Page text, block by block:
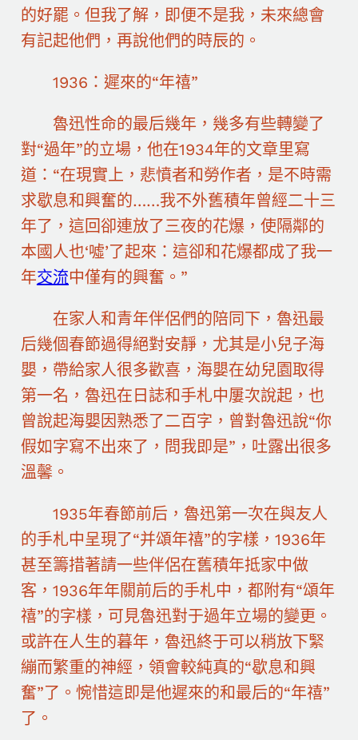
的好罷。但我了解，即便不是我，未來總會
有記起他們，再說他們的時辰的。
1936：遲來的“年禧”
魯迅性命的最后幾年，幾多有些轉變了
對“過年”的立場，他在1934年的文章里寫
道：“在現實上，悲憤者和勞作者，是不時需
求歇息和興奮的……我不外舊積年曾經二十三
年了，這回卻連放了三夜的花爆，使隔鄰的
本國人也‘噓’了起來：這卻和花爆都成了我一
年交流中僅有的興奮。”
在家人和青年伴侶們的陪同下，魯迅最
后幾個春節過得絕對安靜，尤其是小兒子海
嬰，帶給家人很多歡喜，海嬰在幼兒園取得
第一名，魯迅在日誌和手札中屢次說起，也
曾說起海嬰因熟悉了二百字，曾對魯迅說“你
假如字寫不出來了，問我即是”，吐露出很多
溫馨。
1935年春節前后，魯迅第一次在與友人
的手札中呈現了“并頌年禧”的字樣，1936年
甚至籌措著請一些伴侶在舊積年抵家中做
客，1936年年關前后的手札中，都附有“頌年
禧”的字樣，可見魯迅對于過年立場的變更。
或許在人生的暮年，魯迅終于可以稍放下緊
繃而繁重的神經，領會較純真的“歇息和興
奮”了。惋惜這即是他遲來的和最后的“年禧”
了。